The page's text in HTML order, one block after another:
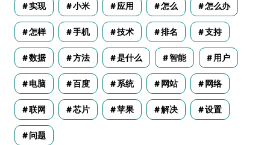
实现 小米 应用 怎么 怎么办
怎样 手机 技术 排名 支持
数据 方法 是什么 智能 用户
电脑 百度 系统 网站 网络
联网 芯片 苹果 解决 设置
问题